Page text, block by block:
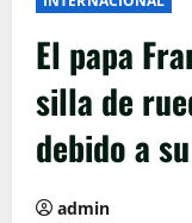
El papa
silla de
debido a
admin